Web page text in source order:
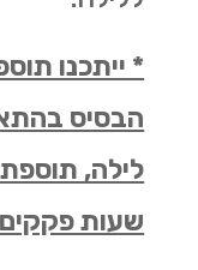
* ייתכנו
הבסיס
לילה,
שעות